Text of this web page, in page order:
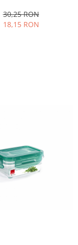
30,25 RON
18,15 RON